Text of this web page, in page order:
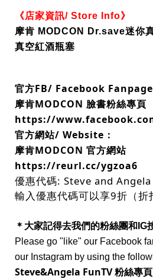
《店家資訊/ Store Info》
摩肯 MODCON Dr.save迷你
真空紅酒瓶塞
官方FB/ Facebook Fanpage
摩肯MODCON 臉書粉絲專頁
https://
官方網站/ Website：
摩肯MODCON 官方網站
https://reurl.cc/ygzoa6
優惠代碼: Steve and Angela
輸入優惠代碼可以享9折（折
＊大家記得去我們的粉絲團和IG
Please go "like" our Facebook
our Instagram by using the
Steve&Angela FunTV 粉絲專頁